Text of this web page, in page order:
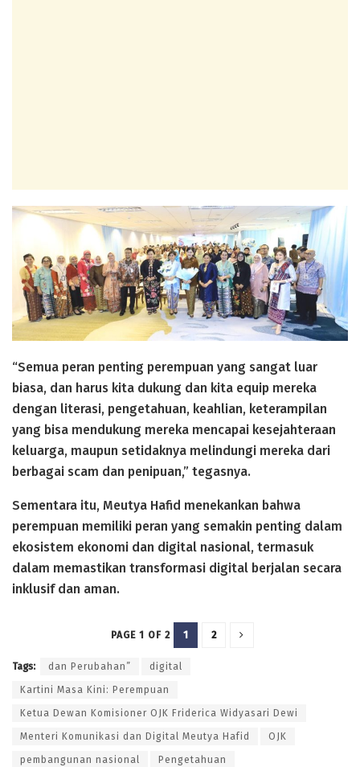
“Semua peran penting perempuan yang sangat luar
biasa, dan harus kita dukung dan kita equip mereka
dengan literasi, pengetahuan, keahlian, keterampilan
yang bisa mendukung mereka mencapai kesejahteraan
keluarga, maupun setidaknya melindungi mereka dari
berbagai scam dan penipuan,” tegasnya.
Sementara itu, Meutya Hafid menekankan bahwa
perempuan memiliki peran yang semakin penting dalam
ekosistem ekonomi dan digital nasional, termasuk
dalam memastikan transformasi digital berjalan secara
inklusif dan aman.
PAGE 1 OF 2 1 2
Tags: dan Perubahan” digital
Kartini Masa Kini: Perempuan
Ketua Dewan Komisioner OJK Friderica Widyasari Dewi
Menteri Komunikasi dan Digital Meutya Hafid OJK
pembangunan nasional Pengetahuan